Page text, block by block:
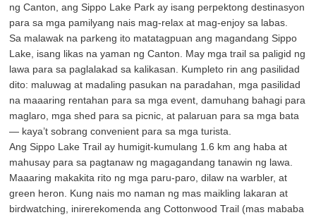
ng Canton, ang Sippo Lake Park ay isang perpektong destinasyon
para sa mga pamilyang nais mag-relax at mag-enjoy sa labas.
Sa malawak na parkeng ito matatagpuan ang magandang Sippo
Lake, isang likas na yaman ng Canton. May mga trail sa paligid ng
lawa para sa paglalakad sa kalikasan. Kumpleto rin ang pasilidad
dito: maluwag at madaling pasukan na paradahan, mga pasilidad
na maaaring rentahan para sa mga event, damuhang bahagi para
maglaro, mga shed para sa picnic, at palaruan para sa mga bata
— kaya’t sobrang convenient para sa mga turista.
Ang Sippo Lake Trail ay humigit-kumulang 1.6 km ang haba at
mahusay para sa pagtanaw ng magagandang tanawin ng lawa.
Maaaring makakita rito ng mga paru-paro, dilaw na warbler, at
green heron. Kung nais mo naman ng mas maikling lakaran at
birdwatching, inirerekomenda ang Cottonwood Trail (mas mababa